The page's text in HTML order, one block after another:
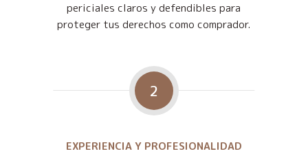
periciales claros y defendibles para
proteger tus derechos como comprador.
2
EXPERIENCIA Y PROFESIONALIDAD